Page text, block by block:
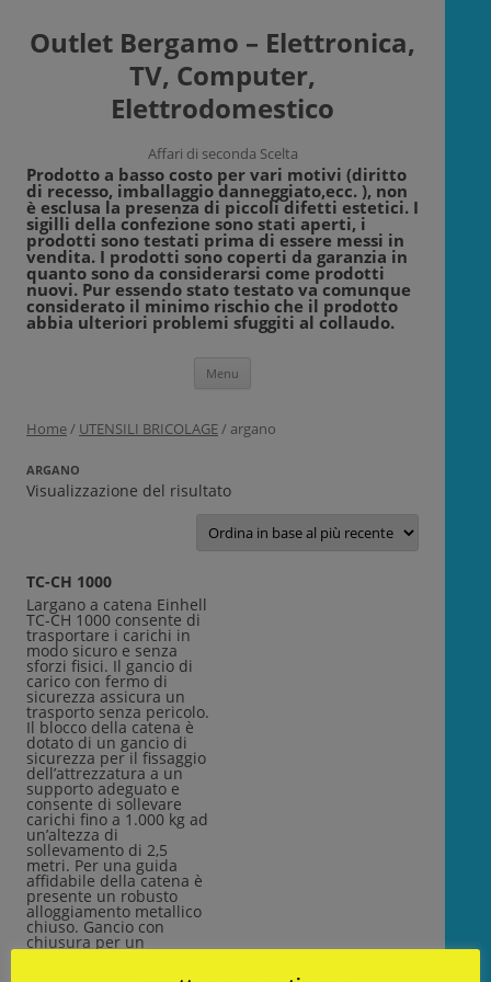
Outlet Bergamo – Elettronica,
TV, Computer,
Elettrodomestico
Affari di seconda Scelta
Prodotto a basso costo per vari motivi (diritto
di recesso, imballaggio danneggiato,ecc. ), non
è esclusa la presenza di piccoli difetti estetici. I
sigilli della confezione sono stati aperti, i
prodotti sono testati prima di essere messi in
vendita. I prodotti sono coperti da garanzia in
quanto sono da considerarsi come prodotti
nuovi. Pur essendo stato testato va comunque
considerato il minimo rischio che il prodotto
abbia ulteriori problemi sfuggiti al collaudo.
Menu
Home/ UTENSILI BRICOLAGE/ argano
ARGANO
Visualizzazione del risultato
TC-CH 1000
Largano a catena Einhell
TC-CH 1000 consente di
trasportare i carichi in
modo sicuro e senza
sforzi fisici. Il gancio di
carico con fermo di
sicurezza assicura un
trasporto senza pericolo.
Il blocco della catena è
dotato di un gancio di
sicurezza per il fissaggio
dell’attrezzatura a un
supporto adeguato e
consente di sollevare
carichi fino a 1.000 kg ad
un’altezza di
sollevamento di 2,5
metri. Per una guida
affidabile della catena è
presente un robusto
alloggiamento metallico
chiuso. Gancio con
chiusura per un